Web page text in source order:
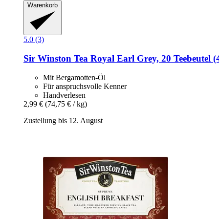
Warenkorb
5.0 (3)
Sir Winston Tea Royal Earl Grey, 20 Teebeutel
Mit Bergamotten-Öl
Für anspruchsvolle Kenner
Handverlesen
2,99 € (74,75 € / kg)
Zustellung bis 12. August